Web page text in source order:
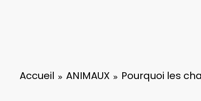
Accueil ANIMAUX Pourquoi les